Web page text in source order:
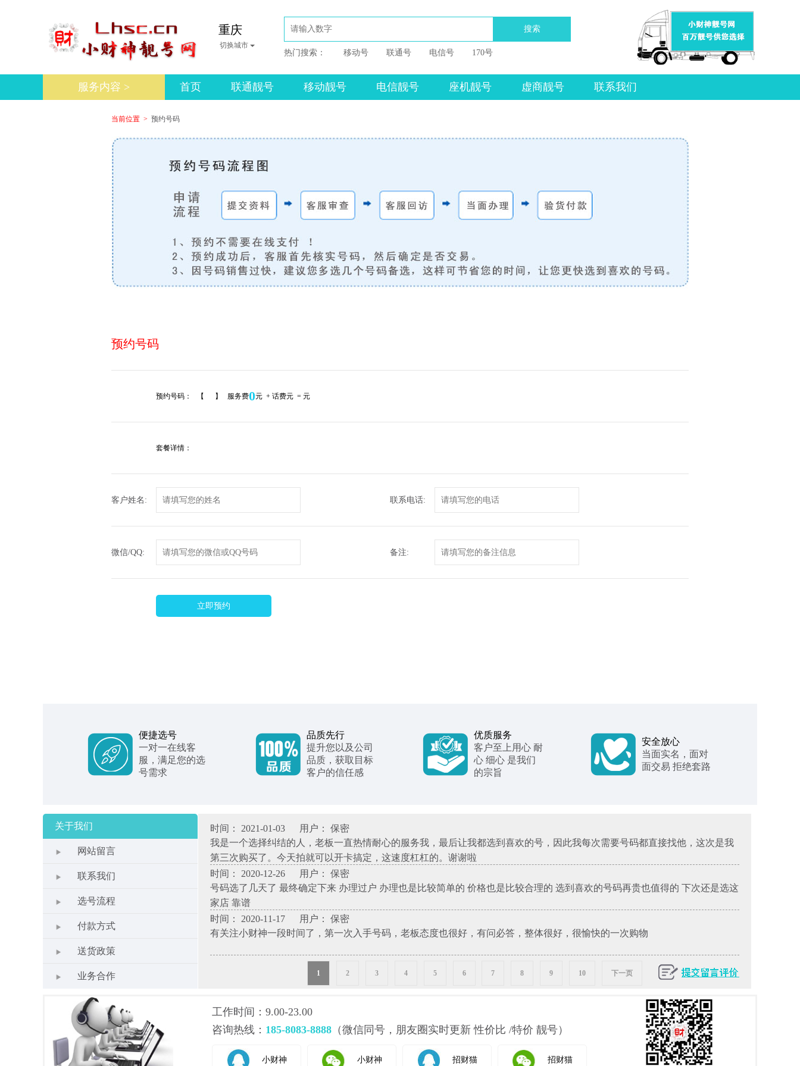
重庆
切换城市
搜索
热门搜索： 移动号 联通号 电信号 170号
服务内容 > 首页 联通靓号 移动靓号 电信靓号 座机靓号 虚商靓号 联系我们
当前位置 > 预约号码
预约号码
预约号码： 【 】 服务费0元 + 话费元 = 元
套餐详情：
客户姓名: 联系电话:
微信/QQ: 备注:
立即预约
便捷选号
一对一在线客
服，满足您的选
号需求
品质先行
提升您以及公司
品质，获取目标
客户的信任感
优质服务
客户至上用心 耐
心 细心 是我们
的宗旨
安全放心
当面实名，面对
面交易 拒绝套路
关于我们
网站留言
联系我们
选号流程
付款方式
送货政策
业务合作
时间： 2021-01-03
用户： 保密
我是一个选择纠结的人，老板一直热情耐心的服务我，最后让我都选到喜欢的号，因此我每次需要号码都直接找他，这次是我
第三次购买了。今天拍就可以开卡搞定，这速度杠杠的。谢谢啦
时间： 2020-12-26
用户： 保密
号码选了几天了 最终确定下来 办理过户 办理也是比较简单的 价格也是比较合理的 选到喜欢的号码再贵也值得的 下次还是选这
家店 靠谱
时间： 2020-11-17
用户： 保密
有关注小财神一段时间了，第一次入手号码，老板态度也很好，有问必答，整体很好，很愉快的一次购物
1 2 3 4 5 6 7 8 9 10 下一页
工作时间：9.00-23.00
咨询热线： 185-8083-8888 （微信同号，朋友圈实时更新 性价比 /特价 靓号）
小财神 小财神 招财猫 招财猫